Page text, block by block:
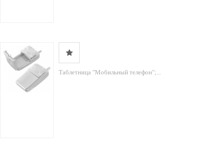
Таблетница "Мобильный телефон";...